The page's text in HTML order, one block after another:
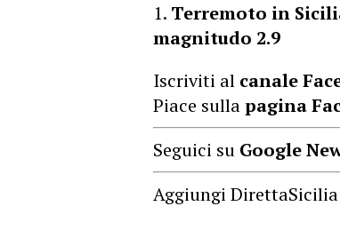
Terremoto in
magnitudo 2.9
Iscriviti al canale
Piace sullapagina
Seguici su Google
Aggiungi